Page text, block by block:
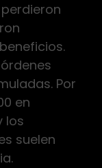
Por
en
los
suelen